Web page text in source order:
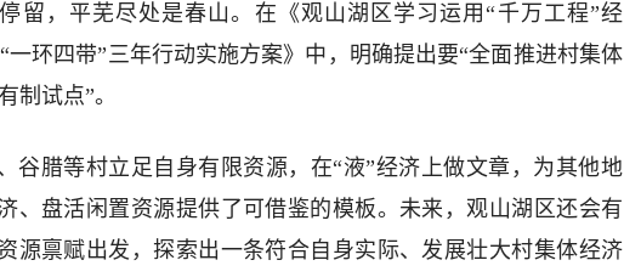
留，平芜尽处是春山。在《观山湖区学习运用“千万工程”经
一环四带”三年行动实施方案》中，明确提出要“全面推进村集体
制试点”。
谷腊等村立足自身有限资源，在“液”经济上做文章，为其他地
、盘活闲置资源提供了可借鉴的模板。未来，观山湖区还会有
源禀赋出发，探索出一条符合自身实际、发展壮大村集体经济